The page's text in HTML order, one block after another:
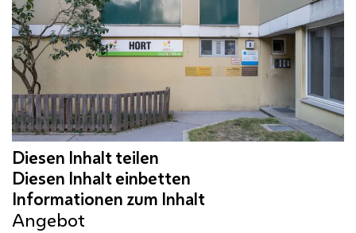
Angebot